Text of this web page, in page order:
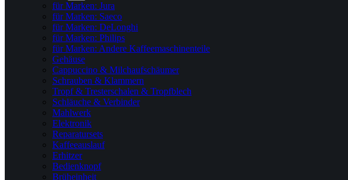
für Marken: Jura
für Marken: Saeco
für Marken: DeLonghi
für Marken: Philips
für Marken: Andere Kaffeemaschinenteile
Gehäuse
Cappuccino & Milchaufschäumer
Schrauben & Klammern
Tropf & Tresterschalen & Tropfblech
Schläuche & Verbinder
Mahlwerk
Elektronik
Reparatursets
Kaffeeauslauf
Erhitzer
Bedienknopf
Brüheinheit